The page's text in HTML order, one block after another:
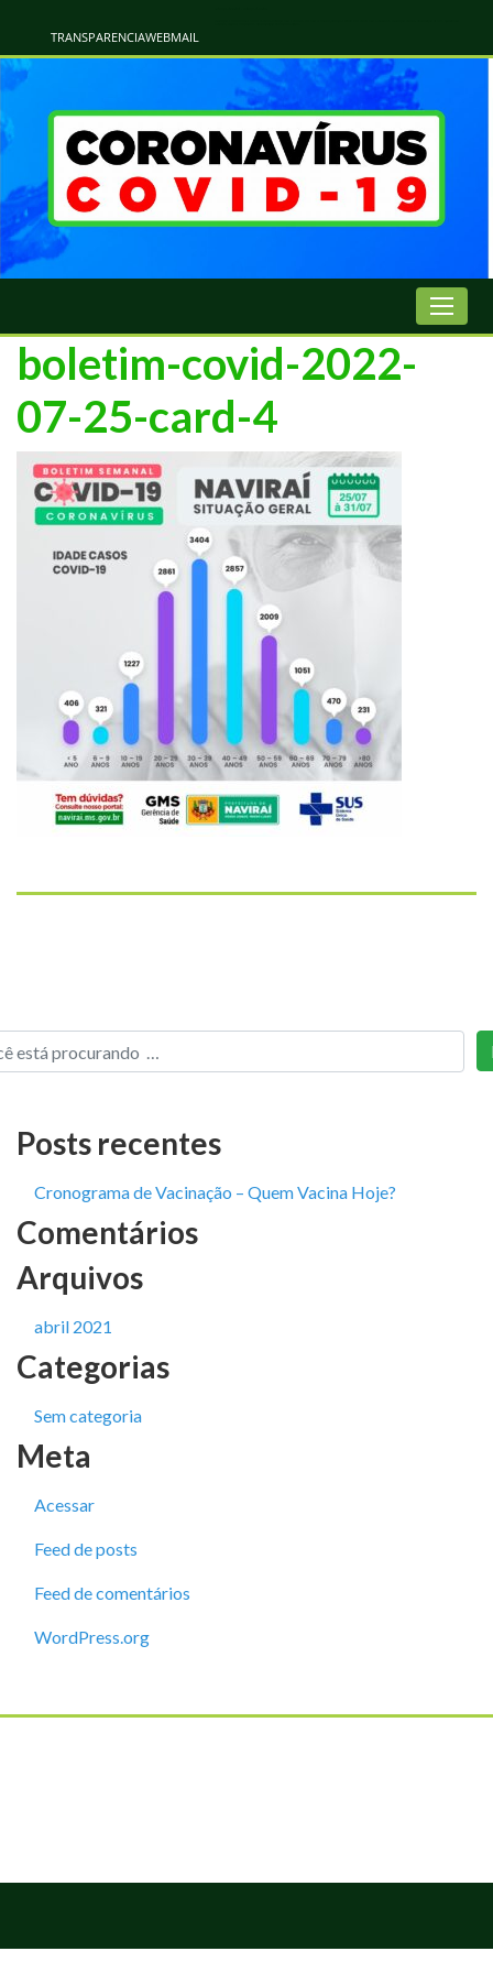
TRANSPARENCIAWEBMAIL
boletim-covid-2022-
07-25-card-4
Posts recentes
Cronograma de Vacinação – Quem Vacina Hoje?
Comentários
Arquivos
abril 2021
Categorias
Sem categoria
Meta
Acessar
Feed de posts
Feed de comentários
WordPress.org